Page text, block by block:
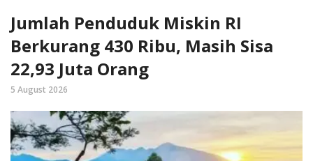
Jumlah Penduduk Miskin RI
Berkurang 430 Ribu, Masih Sisa
22,93 Juta Orang
5 August 2026